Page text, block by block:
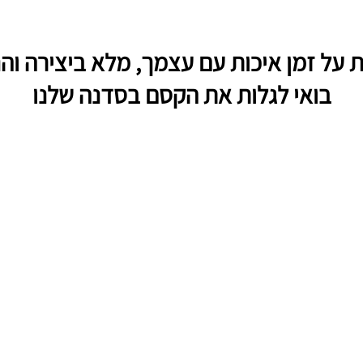
על זמן איכות עם עצמך, מלא ביצירה
בואי לגלות את הקסם בסדנה שלנו